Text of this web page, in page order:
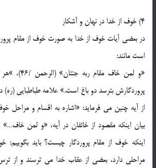
4) خوف از خدا در نهان و آشکار
در بعضی آیات خوف از خدا به صورت خوف از مقام
است مانند:
«و لمن خاف
پروردگارش بترسد دو باغ است.» علامه طباطبایی
از آیه چنین می فرماید: «اشاره به اقسام و مراحل
بیان اینکه مقصود از خائفان در آیه، «و لمن
اینکه خوف از مقام پروردگار چیست؟ باید بگوییم:
مراحلی دارد، بعضی از عقاب خدا می ترسند و از